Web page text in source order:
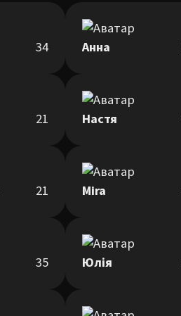
34 Анна
21 Настя
21 Mira
35 Юлія